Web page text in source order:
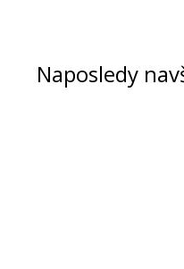
Naposledy